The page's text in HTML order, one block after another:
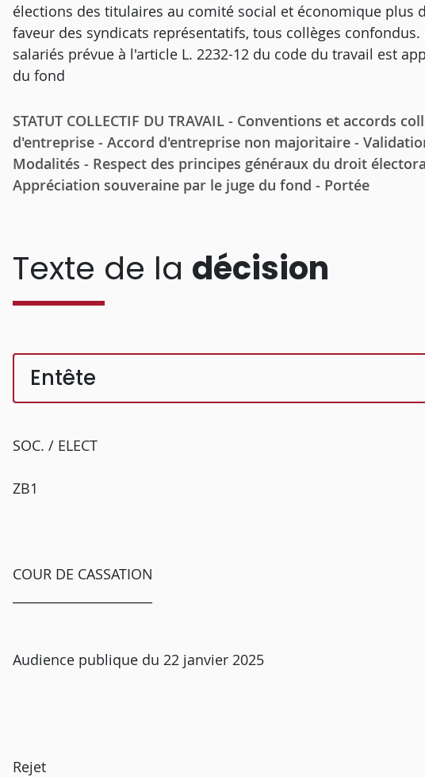
élections des titulaires au comité social et économique plus
faveur des syndicats représentatifs, tous collèges
salariés prévue à l'article L. 2232-12 du code du travail est
du fond
STATUT COLLECTIF DU TRAVAIL - Conventions et accords
d'entreprise - Accord d'entreprise non majoritaire -
Modalités - Respect des principes généraux du droit
Appréciation souveraine par le juge du fond - Portée
Texte de la décision
Entête
SOC. / ELECT
ZB1
COUR DE CASSATION
Audience publique du 22 janvier 2025
Rejet